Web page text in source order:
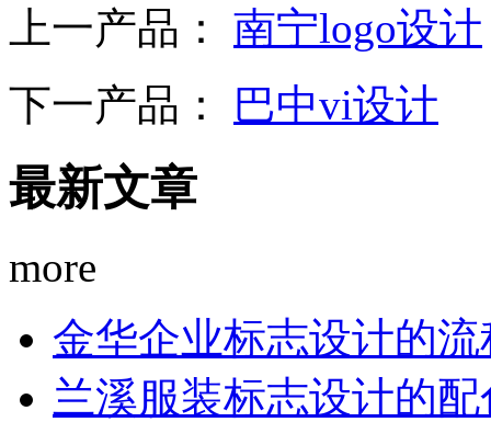
上一产品： 南宁logo设计
下一产品： 巴中vi设计
最新文章
more
金华企业标志设计的
兰溪服装标志设计的